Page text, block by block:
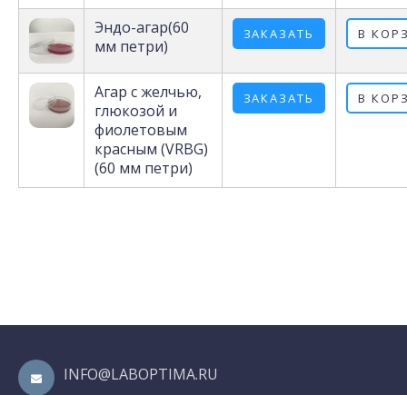
Эндо-агар(60
мм петри)
ЗАКАЗАТЬ В
Агар с желчью,
глюкозой и
фиолетовым
красным (VRBG)
(60 мм петри)
ЗАКАЗАТЬ В
INFO@LABOPTIMA.RU